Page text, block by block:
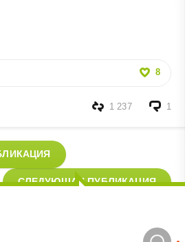
8
1
1 237
СЛЕДУЮЩАЯ ПУБЛИКАЦИЯ